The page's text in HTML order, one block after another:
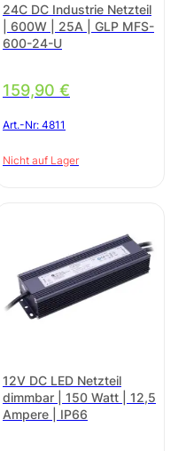
24C DC Industrie Netzteil
| 600W | 25A | GLP MFS-
600-24-U
159,90 €
Art.-Nr: 4811
Nicht auf Lager
12V DC LED Netzteil
dimmbar | 150 Watt | 12,5
Ampere | IP66